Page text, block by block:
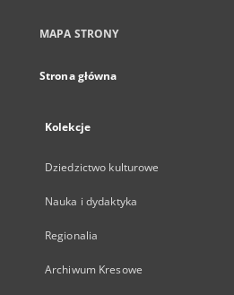
MAPA STRONY
Strona główna
Kolekcje
Dziedzictwo kulturowe
Nauka i dydaktyka
Regionalia
Archiwum Kresowe